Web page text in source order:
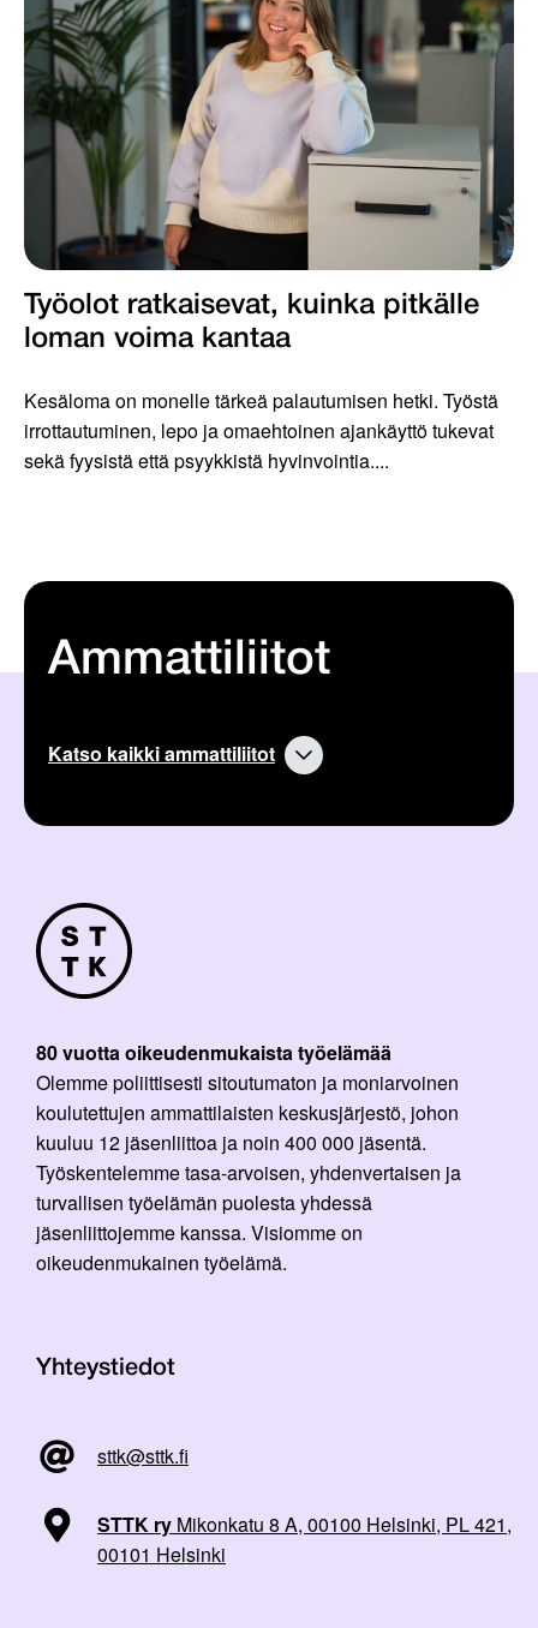
Työolot ratkaisevat, kuinka pitkälle
loman voima kantaa
Kesäloma on monelle tärkeä palautumisen hetki. Työstä
irrottautuminen, lepo ja omaehtoinen ajankäyttö tukevat
sekä fyysistä että psyykkistä hyvinvointia....
Ammattiliitot
Katso kaikki ammattiliitot
80 vuotta oikeudenmukaista työelämää
Olemme poliittisesti sitoutumaton ja moniarvoinen
koulutettujen ammattilaisten keskusjärjestö, johon
kuuluu 12 jäsenliittoa ja noin 400 000 jäsentä.
Työskentelemme tasa-arvoisen, yhdenvertaisen ja
turvallisen työelämän puolesta yhdessä
jäsenliittojemme kanssa. Visiomme on
oikeudenmukainen työelämä.
Yhteystiedot
sttk@sttk.fi
STTK ry Mikonkatu 8 A, 00100 Helsinki, PL 421,
00101 Helsinki